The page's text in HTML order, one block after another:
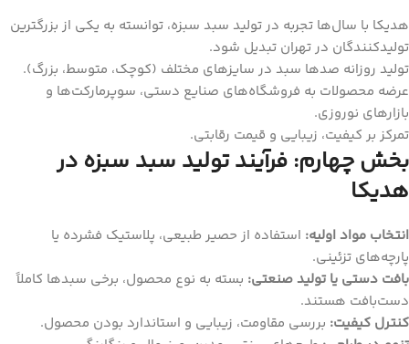
هدیکا با سال‌ها تجربه در تولید سبد سبزه، توانسته به یکی از بزرگترین
تولیدکنندگان در تهران تبدیل شود.
تولید روزانه صدها سبد در سایزهای مختلف (کوچک، متوسط، بزرگ).
عرضه محصولات به فروشگاه‌های صنایع دستی، سوپرمارکت‌ها و
بازارهای نوروزی.
تمرکز بر کیفیت، زیبایی و قیمت رقابتی.
بخش چهارم: فرآیند تولید سبد سبزه در
هدیکا
انتخاب مواد اولیه: استفاده از حصیر طبیعی، پلاستیک فشرده یا
پارچه‌های تزئینی.
بافت دستی یا تولید صنعتی: بسته به نوع محصول، برخی سبدها کاملاً
دست‌بافت هستند.
کنترل کیفیت: بررسی مقاومت، زیبایی و استاندارد بودن محصول.